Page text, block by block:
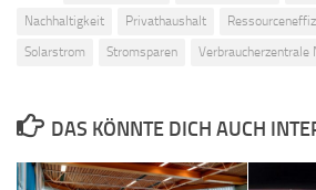
Nachhaltigkeit
Privathaushalt
Solarstrom
Stromsparen Verbraucherzentrale
DAS KÖNNTE DICH AUCH